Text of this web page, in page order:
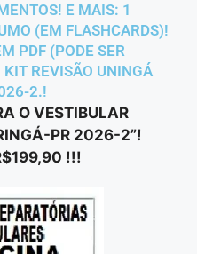
E MAIS: 1
(EM FLASHCARDS)!
PDF (PODE SER
REVISÃO UNINGÁ
2.!
O VESTIBULAR
PR 2026-2”!
!!!